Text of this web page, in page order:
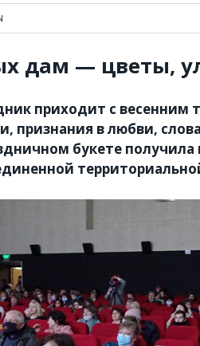
дам — цветы,
приходит с весенним
признания в любви,
букете получила